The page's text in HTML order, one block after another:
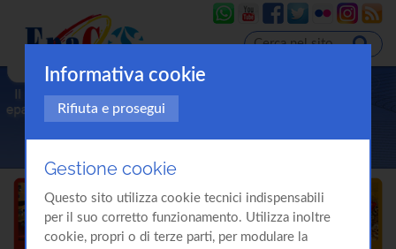
Informativa cookie
Rifiuta e prosegui
Gestione cookie
Questo sito utilizza cookie tecnici indispensabili
per il suo corretto funzionamento. Utilizza inoltre
cookie, propri o di terze parti, per modulare la